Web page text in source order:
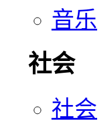
音乐
社会
社会